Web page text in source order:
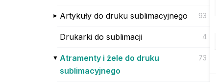
Artykuły do druku sublimacyjnego 93
Drukarki do sublimacji 4
Atramenty i żele do druku
sublimacyjnego
73